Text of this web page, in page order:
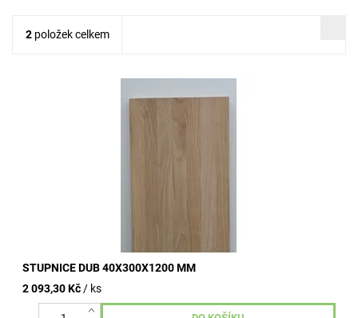
2 položek celkem
STUPNICE DUB 40X300X1200 MM
2 093,30 Kč / ks